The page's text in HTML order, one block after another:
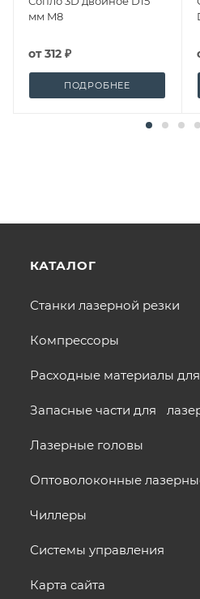
мм M8
от312 ₽
ПОДРОБНЕЕ
КАТАЛОГ
Станки лазерной резки
Компрессоры
Расходные материалы
Запасные части для
Лазерные головы
Оптоволоконные
Чиллеры
Системы управления
Карта сайта